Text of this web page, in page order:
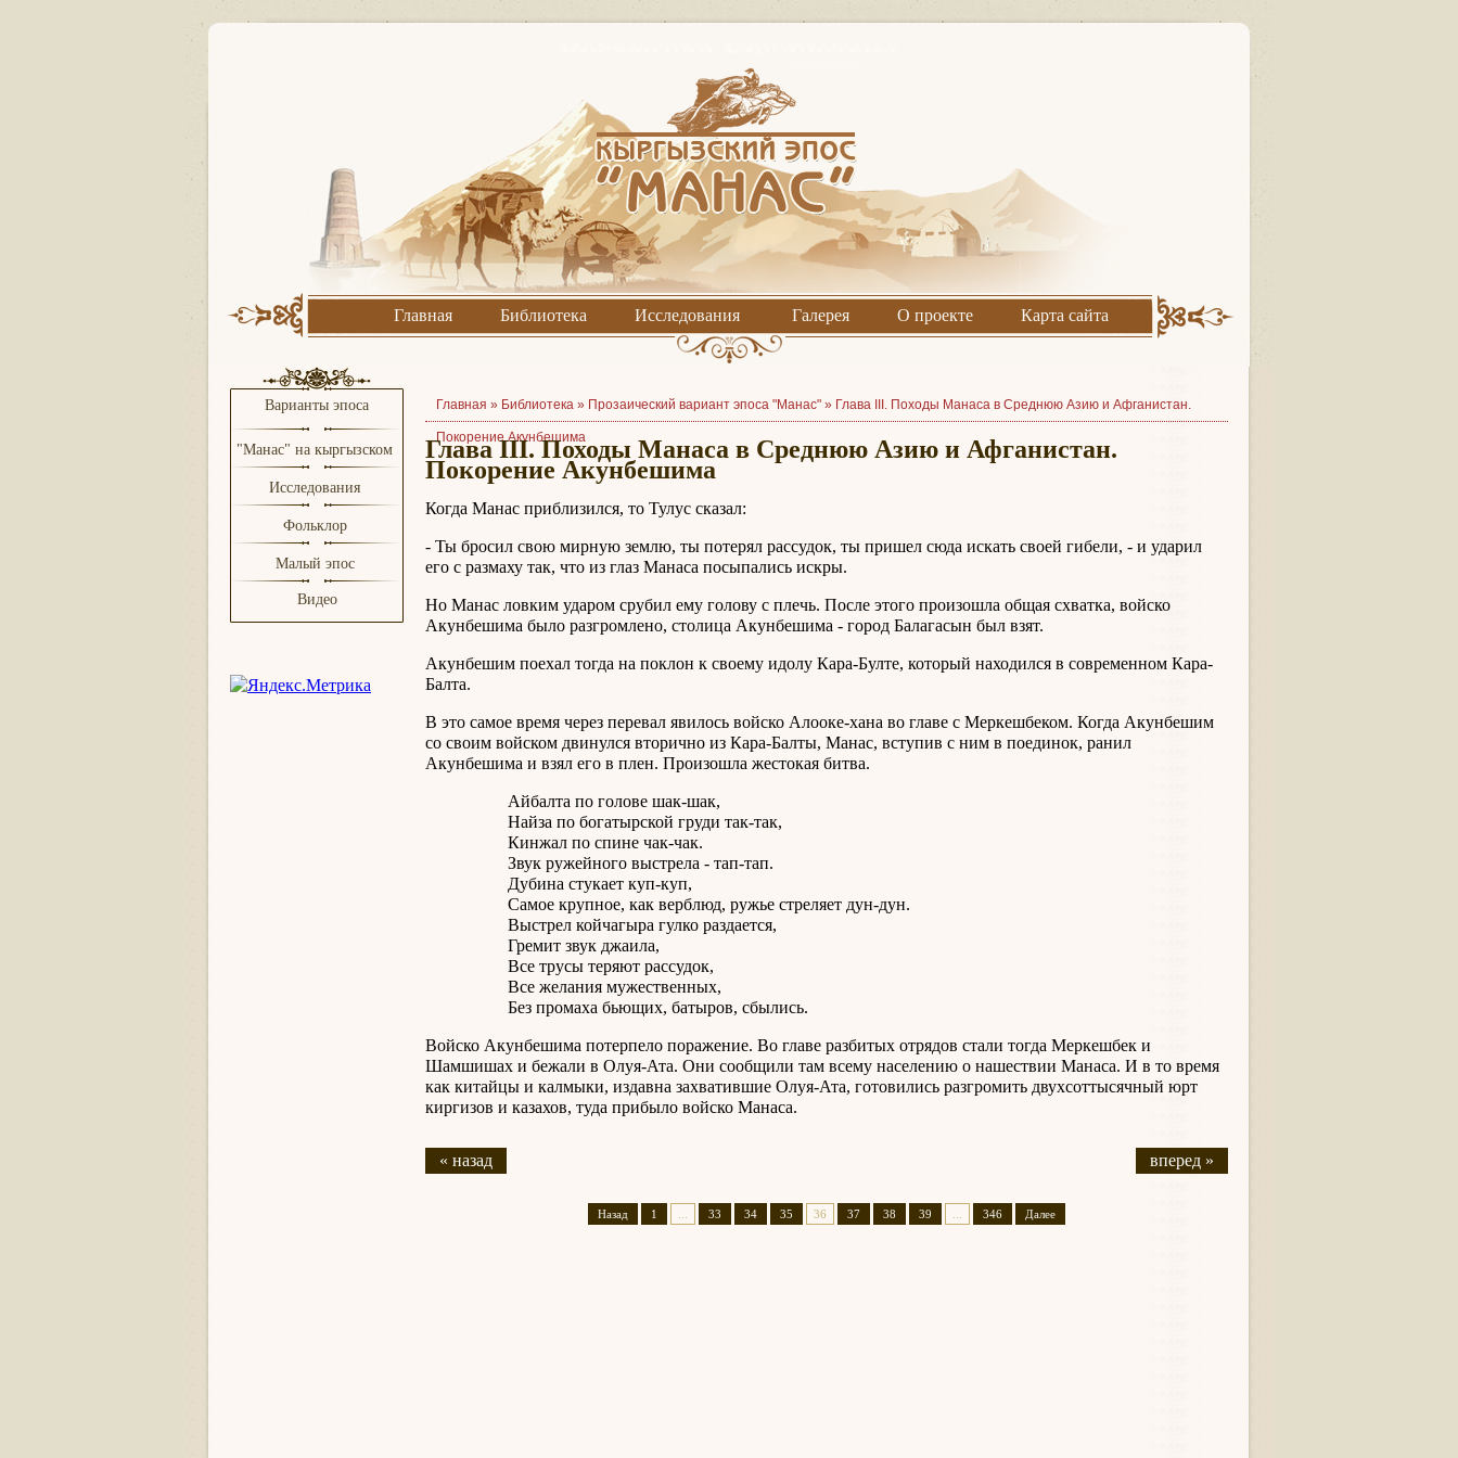
Главная Библиотека Исследования Галерея О проекте Карта сайта
Варианты эпоса
"Манас" на кыргызском
Исследования
Фольклор
Малый эпос
Видео
Главная » Библиотека » Прозаический вариант эпоса "Манас" » Глава III. Походы Манаса в Среднюю Азию и Афганистан.
Покорение Акунбешима
Глава III. Походы Манаса в Среднюю Азию и Афганистан.
Покорение Акунбешима
Когда Манас приблизился, то Тулус сказал:
- Ты бросил свою мирную землю, ты потерял рассудок, ты пришел сюда искать своей гибели, - и ударил
его с размаху так, что из глаз Манаса посыпались искры.
Но Манас ловким ударом срубил ему голову с плечь. После этого произошла общая схватка, войско
Акунбешима было разгромлено, столица Акунбешима - город Балагасын был взят.
Акунбешим поехал тогда на поклон к своему идолу Кара-Булте, который находился в современном Кара-
Балта.
В это самое время через перевал явилось войско Алооке-хана во главе с Меркешбеком. Когда Акунбешим
со своим войском двинулся вторично из Кара-Балты, Манас, вступив с ним в поединок, ранил
Акунбешима и взял его в плен. Произошла жестокая битва.
Айбалта по голове шак-шак,
Найза по богатырской груди так-так,
Кинжал по спине чак-чак.
Звук ружейного выстрела - тап-тап.
Дубина стукает куп-куп,
Самое крупное, как верблюд, ружье стреляет дун-дун.
Выстрел койчагыра гулко раздается,
Гремит звук джаила,
Все трусы теряют рассудок,
Все желания мужественных,
Без промаха бьющих, батыров, сбылись.
Войско Акунбешима потерпело поражение. Во главе разбитых отрядов стали тогда Меркешбек и
Шамшишах и бежали в Олуя-Ата. Они сообщили там всему населению о нашествии Манаса. И в то время
как китайцы и калмыки, издавна захватившие Олуя-Ата, готовились разгромить двухсоттысячный юрт
киргизов и казахов, туда прибыло войско Манаса.
« назад вперед »
Назад 1 33 34 35 36 37 38 39 346 Далее